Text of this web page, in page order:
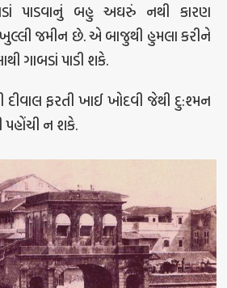
પાડવાનું બહુ અઘરું નથી કારણ
જમીન છે. એ બાજુથી હુમલા કરીને
ગાબડાં પાડી શકે.
દીવાલ ફરતી ખાઈ ખોદવી જેથી દુ:શ્મન
પહોંચી ન શકે.